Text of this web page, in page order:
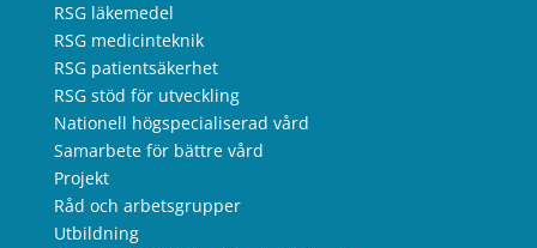
RSG läkemedel
RSG medicinteknik
RSG patientsäkerhet
RSG stöd för utveckling
Nationell högspecialiserad vård
Samarbete för bättre vård
Projekt
Råd och arbetsgrupper
Utbildning